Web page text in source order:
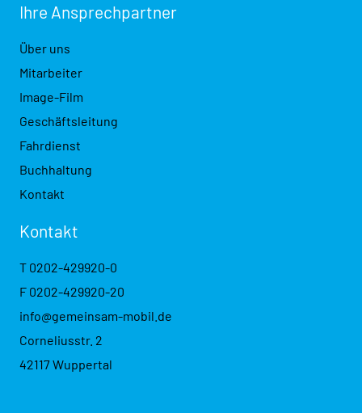
Ihre Ansprech­partner
Über uns
Mitarbeiter
Image-Film
Geschäftsleitung
Fahrdienst
Buchhaltung
Kontakt
Kontakt
T 0202-429920-0
F 0202-429920-20
info@gemeinsam-mobil.de
Corneliusstr. 2
42117 Wuppertal